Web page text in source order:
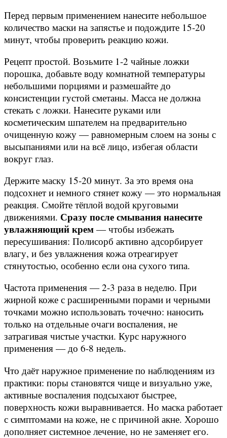
Перед первым применением нанесите небольшое
количество маски на запястье и подождите 15-20
минут, чтобы проверить реакцию кожи.
Рецепт простой. Возьмите 1-2 чайные ложки
порошка, добавьте воду комнатной температуры
небольшими порциями и размешайте до
консистенции густой сметаны. Масса не должна
стекать с ложки. Нанесите руками или
косметическим шпателем на предварительно
очищенную кожу — равномерным слоем на зоны с
высыпаниями или на всё лицо, избегая области
вокруг глаз.
Держите маску 15-20 минут. За это время она
подсохнет и немного стянет кожу — это нормальная
реакция. Смойте тёплой водой круговыми
движениями. Сразу после смывания нанесите
увлажняющий крем — чтобы избежать
пересушивания: Полисорб активно адсорбирует
влагу, и без увлажнения кожа отреагирует
стянутостью, особенно если она сухого типа.
Частота применения — 2-3 раза в неделю. При
жирной коже с расширенными порами и черными
точками можно использовать точечно: наносить
только на отдельные очаги воспаления, не
затрагивая чистые участки. Курс наружного
применения — до 6-8 недель.
Что даёт наружное применение по наблюдениям из
практики: поры становятся чище и визуально уже,
активные воспаления подсыхают быстрее,
поверхность кожи выравнивается. Но маска работает
с симптомами на коже, не с причиной акне. Хорошо
дополняет системное лечение, но не заменяет его.